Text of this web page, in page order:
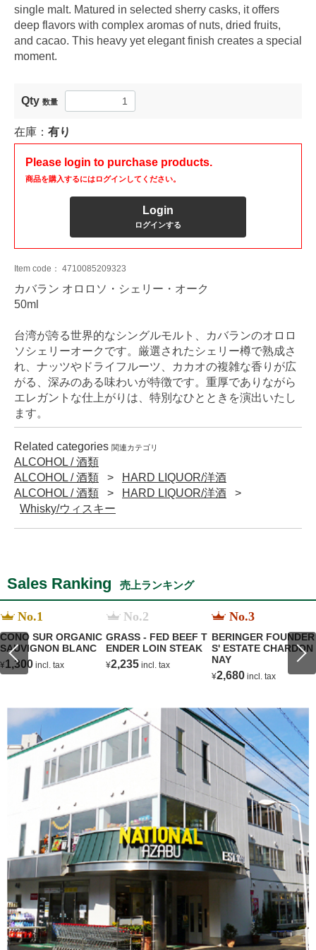
single malt. Matured in selected sherry casks, it offers
deep flavors with complex aromas of nuts, dried fruits,
and cacao. This heavy yet elegant finish creates a special
moment.
Qty 数量
在庫： 有り
Please login to purchase products.
商品を購入するにはログインしてください。
Login
ログインする
Item code： 4710085209323
カバラン オロロソ・シェリー・オーク
50ml
台湾が誇る世界的なシングルモルト、カバランのオロロ
ソシェリーオークです。厳選されたシェリー樽で熟成さ
れ、ナッツやドライフルーツ、カカオの複雑な香りが広
がる、深みのある味わいが特徴です。重厚でありながら
エレガントな仕上がりは、特別なひとときを演出いたし
ます。
Related categories 関連カテゴリ
ALCOHOL / 酒類
ALCOHOL / 酒類
HARD LIQUOR/洋酒
ALCOHOL / 酒類
HARD LIQUOR/洋酒
Whisky/ウィスキー
Sales Ranking 売上ランキング
No.1
CONO SUR ORGANIC
SAUVIGNON BLANC
¥1,300 incl. tax
No.2
GRASS - FED BEEF T
ENDER LOIN STEAK
¥2,235 incl. tax
No.3
BERINGER FOUNDER
S' ESTATE CHARDON
NAY
¥2,680 incl. tax